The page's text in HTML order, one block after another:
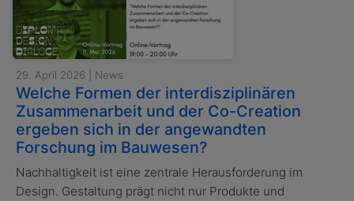
29. April 2026 | News
Welche Formen der interdisziplinären
Zusammenarbeit und der Co-Creation
ergeben sich in der angewandten
Forschung im Bauwesen?
Nachhaltigkeit ist eine zentrale Herausforderung im
Design. Gestaltung prägt nicht nur Produkte und